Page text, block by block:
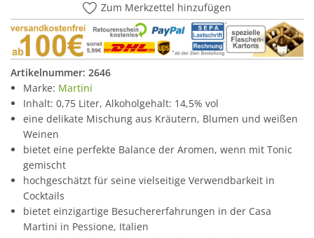
Zum Merkzettel hinzufügen
Artikelnummer: 2646
Marke: Martini
Inhalt: 0,75 Liter, Alkoholgehalt: 14,5% vol
eine delikate Mischung aus Kräutern, Blumen und weißen
Weinen
bietet eine perfekte Balance der Aromen, wenn mit Tonic
gemischt
hochgeschätzt für seine vielseitige Verwendbarkeit in
Cocktails
bietet einzigartige Besuchererfahrungen in der Casa
Martini in Pessione, Italien